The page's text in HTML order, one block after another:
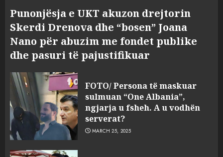
Punonjësja e UKT akuzon drejtorin
Skerdi Drenova dhe “bosen” Joana
Nano për abuzim me fondet publike
dhe pasuri të pajustifikuar
FOTO/ Persona të maskuar
sulmuan “One Albania”,
ngjarja u fsheh. A u vodhën
serverat?
MARCH 25, 2025